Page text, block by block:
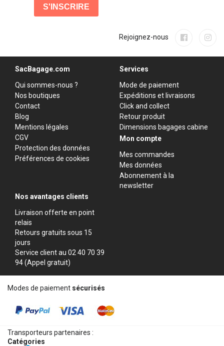
Rejoignez-nous
SacBagage.com
Qui sommes-nous ?
Nos boutiques
Contact
Blog
Mentions légales
CGV
Protection des données
Préférences de cookies
Services
Mode de paiement
Expéditions et livraisons
Click and collect
Retour produit
Dimensions bagages cabine
Mon compte
Mes commandes
Mes données
Abonnement à la
newsletter
Nos avantages clients
Livraison offerte en point
relais
Retours gratuits sous 15
jours
Service client au 02 40 70 39
94 (Appel gratuit)
Modes de paiement sécurisés
Transporteurs partenaires :
Catégories